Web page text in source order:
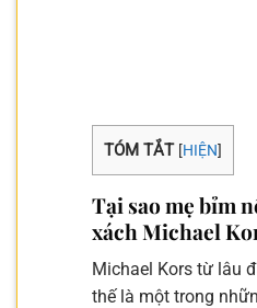
TÓM TẮT [HIỆN]
Tại sao mẹ bỉm
xách Michael
Michael Kors từ lâu
thế là một trong